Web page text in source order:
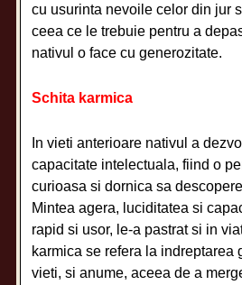
cu usurinta nevoile celor din jur
ceea ce le trebuie pentru a
nativul o face cu generozitate.
Schita karmica
In vieti anterioare nativul a
capacitate intelectuala, fiind o
curioasa si dornica sa
Mintea agera, luciditatea si
rapid si usor, le-a pastrat si in
karmica se refera la indreptarea
vieti, si anume, aceea de a